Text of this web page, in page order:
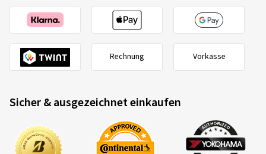
EU-Reifenlabel Datenblatt
Perfekte und unkomplizierte Abwicklung
Dimension:205/55 R16 91H Fahrstil:Gemischt
Ø Durchschnittliche Jahresfahrleistung:
16.04.2026
Rechnung Vorkasse
Sicher & ausgezeichnet einkaufen